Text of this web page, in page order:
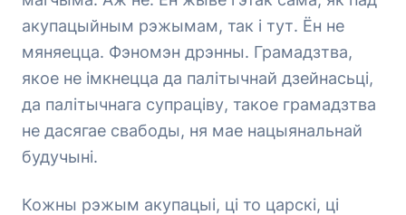
акупацыйным рэжымам, так і тут. Ён не
мяняецца. Фэномэн дрэнны. Грамадзтва,
якое не імкнецца да палітычнай дзейнасьці,
да палітычнага супраціву, такое грамадзтва
не дасягае свабоды, ня мае нацыянальнай
будучыні.
Кожны рэжым акупацыі, ці то царскі, ці